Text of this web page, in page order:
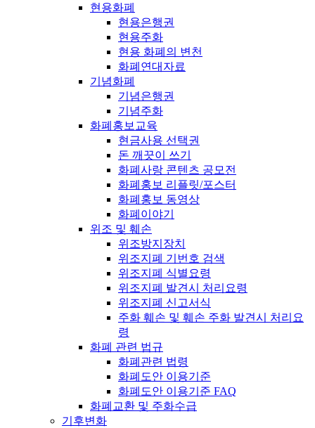
현용화폐
현용은행권
현용주화
현용 화폐의 변천
화폐연대자료
기념화폐
기념은행권
기념주화
화폐홍보교육
현금사용 선택권
돈 깨끗이 쓰기
화폐사랑 콘텐츠 공모전
화폐홍보 리플릿/포스터
화폐홍보 동영상
화폐이야기
위조 및 훼손
위조방지장치
위조지폐 기번호 검색
위조지폐 식별요령
위조지폐 발견시 처리요령
위조지폐 신고서식
주화 훼손 및 훼손 주화 발견시 처리요
령
화폐 관련 법규
화폐관련 법령
화폐도안 이용기준
화폐도안 이용기준 FAQ
화폐교환 및 주화수급
기후변화